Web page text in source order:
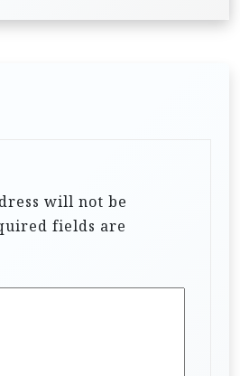
will not be
fields are